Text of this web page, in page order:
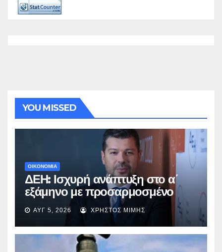
YOU MISSED
ΟΙΚΟΝΟΜΙΑ
ΔΕΗ: Ισχυρή ανάπτυξη στο α΄
εξάμηνο με προσαρμοσμένο
EBITDA στα €1,2 δισ.
ΑΥΓ 5, 2026 ΧΡΉΣΤΟΣ ΜΊΜΗΣ